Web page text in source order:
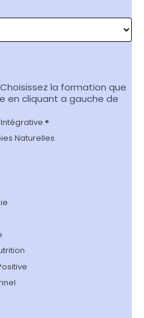
: Choisissez la formation que
en cliquant a gauche de
®
Naturelles